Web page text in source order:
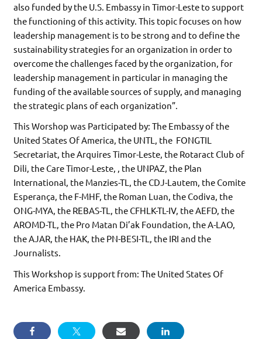
also funded by the U.S. Embassy in Timor-Leste to support
the functioning of this activity. This topic focuses on how
leadership management is to be strong and to define the
sustainability strategies for an organization in order to
overcome the challenges faced by the organization, for
leadership management in particular in managing the
funding of the available sources of supply, and managing
the strategic plans of each organization”.
This Worshop was Participated by: The Embassy of the
United States Of America, the UNTL, the FONGTIL
Secretariat, the Arquires Timor-Leste, the Rotaract Club of
Dili, the Care Timor-Leste, , the UNPAZ, the Plan
International, the Manzies-TL, the CDJ-Lautem, the Comite
Esperança, the F-MHF, the Roman Luan, the Codiva, the
ONG-MYA, the REBAS-TL, the CFHLK-TL-IV, the AEFD, the
AROMD-TL, the Pro Matan Di’ak Foundation, the A-LAO,
the AJAR, the HAK, the PN-BESI-TL, the IRI and the
Journalists.
This Workshop is support from: The United States Of
America Embassy.